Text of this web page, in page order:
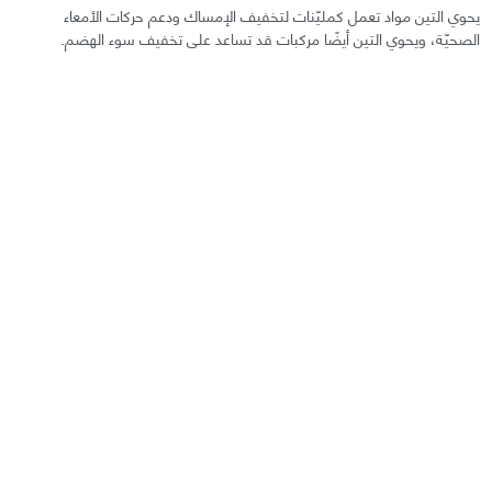
يحوي التين مواد تعمل كمليّنات لتخفيف الإمساك ودعم حركات الأمعاء
الصحيّة، ويحوي التين أيضًا مركبات قد تساعد على تخفيف سوء الهضم.